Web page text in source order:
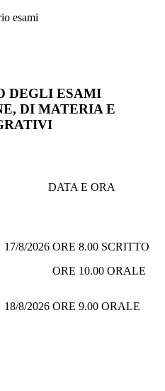
esami
DEGLI ESAMI
DI MATERIA E
DATA E ORA
17/8/2026 ORE 8.00 SCRITTO
ORE 10.00 ORALE
18/8/2026 ORE 9.00 ORALE